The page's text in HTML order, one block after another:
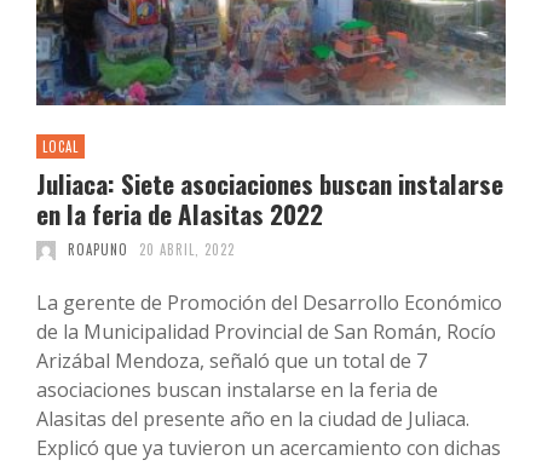
LOCAL
Juliaca: Siete asociaciones buscan instalarse
en la feria de Alasitas 2022
ROAPUNO 20 ABRIL, 2022
La gerente de Promoción del Desarrollo Económico
de la Municipalidad Provincial de San Román, Rocío
Arizábal Mendoza, señaló que un total de 7
asociaciones buscan instalarse en la feria de
Alasitas del presente año en la ciudad de Juliaca.
Explicó que ya tuvieron un acercamiento con dichas